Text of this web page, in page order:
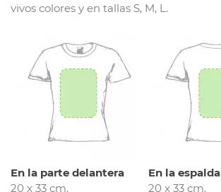
vivos colores y en tallas S, M, L.
En la parte delantera
20 x 33 cm.
En la espalda
20 x 33 cm.